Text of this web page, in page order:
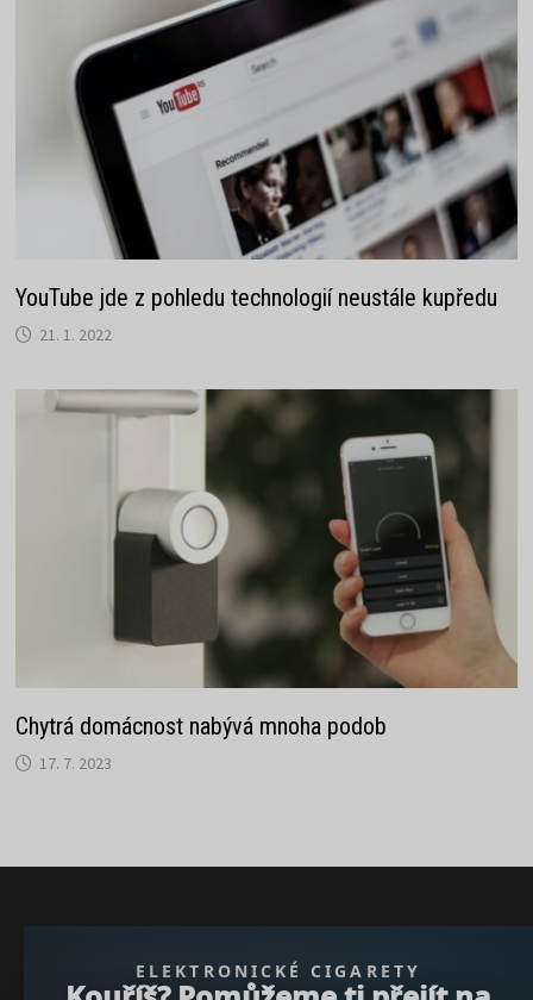
YouTube jde z pohledu technologií neustále kupředu
21. 1. 2022
Chytrá domácnost nabývá mnoha podob
17. 7. 2023
ELEKTRONICKÉ CIGARETY